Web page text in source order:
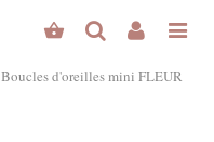
Boucles d'oreilles mini FLEUR